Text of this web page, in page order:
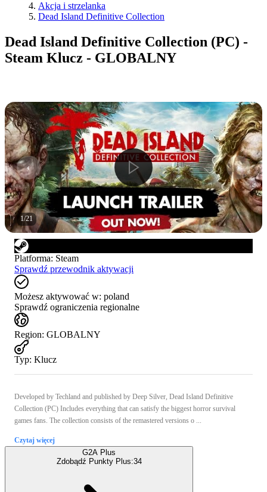
Akcja i strzelanka
Dead Island Definitive Collection
Dead Island Definitive Collection (PC) -
Steam Klucz - GLOBALNY
1/21
Platforma: Steam
Sprawdź przewodnik aktywacji
Możesz aktywować w: poland
Sprawdź ograniczenia regionalne
Region: GLOBALNY
Typ: Klucz
Developed by Techland and published by Deep Silver, Dead Island Definitive
Collection (PC) Includes everything that can satisfy the biggest horror survival
games fans. The collection consists of the remastered versions o ...
Czytaj więcej
G2A Plus
Zdobądź Punkty Plus:34